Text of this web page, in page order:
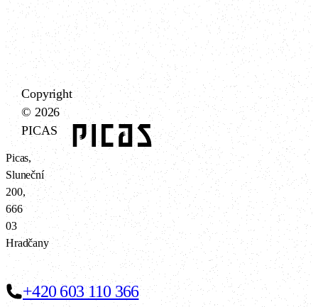
+420 603 110 366
Picas,
Sluneční
200,
666
03
Hradčany
Copyright
© 2026
PICAS